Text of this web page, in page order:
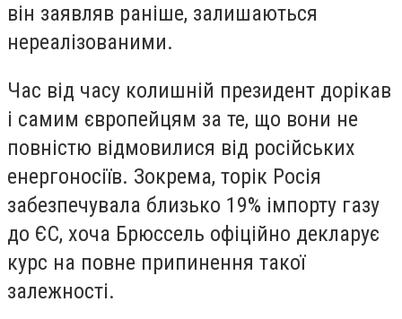
він заявляв раніше, залишаються
нереалізованими.
Час від часу колишній президент дорікав
і самим європейцям за те, що вони не
повністю відмовилися від російських
енергоносіїв. Зокрема, торік Росія
забезпечувала близько 19% імпорту газу
до ЄС, хоча Брюссель офіційно декларує
курс на повне припинення такої
залежності.